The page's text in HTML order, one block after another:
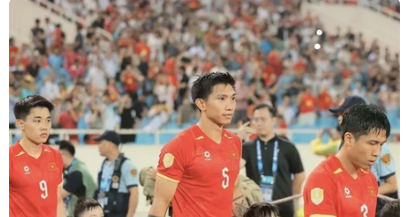
#Tổng thống Donald Trump
#Nhà Trắng
#Cựu Tổng thống Mỹ Joe Biden
#Tổng thống Ukraine Volodymyr Zelensky
#Viện trợ quân sự
Mỹ Ukraine